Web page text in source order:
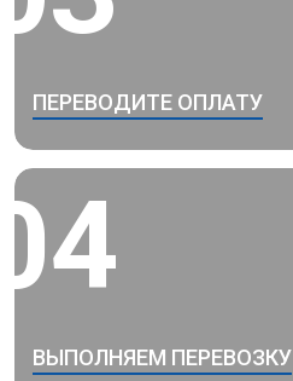
ПЕРЕВОДИТЕ ОПЛАТУ
ВЫПОЛНЯЕМ ПЕРЕВОЗКУ